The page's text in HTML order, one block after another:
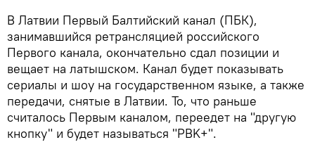
В Латвии Первый Балтийский канал (ПБК),
занимавшийся ретрансляцией российского
Первого канала, окончательно сдал позиции и
вещает на латышском. Канал будет показывать
сериалы и шоу на государственном языке, а также
передачи, снятые в Латвии. То, что раньше
считалось Первым каналом, переедет на "другую
кнопку" и будет называться "PBK+".